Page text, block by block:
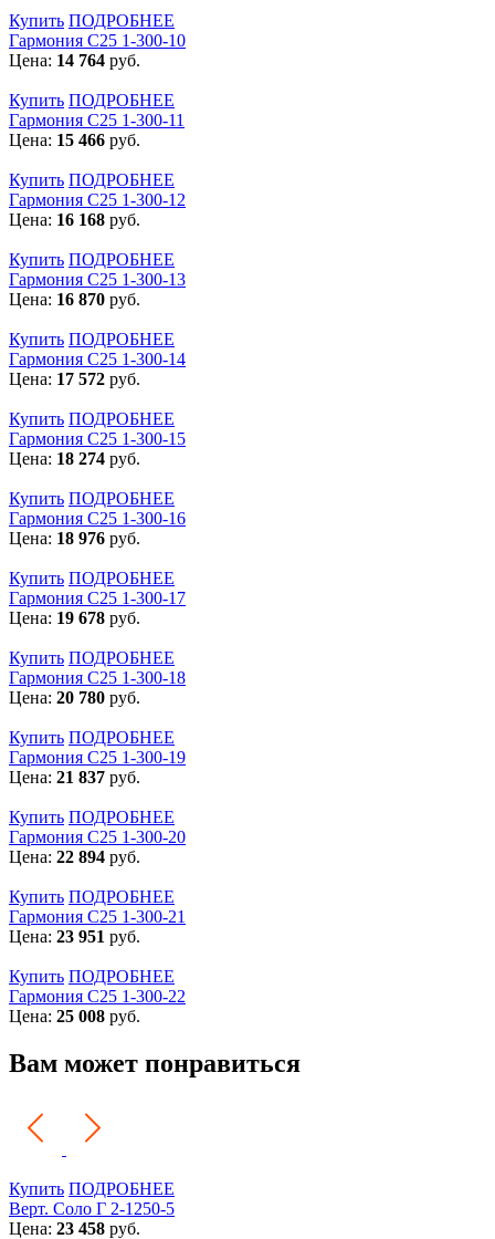
Купить ПОДРОБНЕЕ
Гармония С25 1-300-10
Цена: 14 764 руб.
Купить ПОДРОБНЕЕ
Гармония С25 1-300-11
Цена: 15 466 руб.
Купить ПОДРОБНЕЕ
Гармония С25 1-300-12
Цена: 16 168 руб.
Купить ПОДРОБНЕЕ
Гармония С25 1-300-13
Цена: 16 870 руб.
Купить ПОДРОБНЕЕ
Гармония С25 1-300-14
Цена: 17 572 руб.
Купить ПОДРОБНЕЕ
Гармония С25 1-300-15
Цена: 18 274 руб.
Купить ПОДРОБНЕЕ
Гармония С25 1-300-16
Цена: 18 976 руб.
Купить ПОДРОБНЕЕ
Гармония С25 1-300-17
Цена: 19 678 руб.
Купить ПОДРОБНЕЕ
Гармония С25 1-300-18
Цена: 20 780 руб.
Купить ПОДРОБНЕЕ
Гармония С25 1-300-19
Цена: 21 837 руб.
Купить ПОДРОБНЕЕ
Гармония С25 1-300-20
Цена: 22 894 руб.
Купить ПОДРОБНЕЕ
Гармония С25 1-300-21
Цена: 23 951 руб.
Купить ПОДРОБНЕЕ
Гармония С25 1-300-22
Цена: 25 008 руб.
Вам может понравиться
Купить ПОДРОБНЕЕ
Верт. Соло Г 2-1250-5
Цена: 23 458 руб.